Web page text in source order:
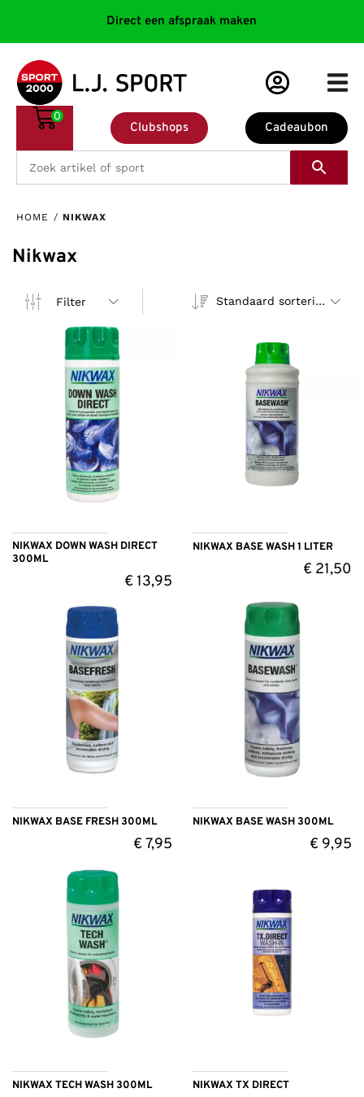
Direct een afspraak maken
Cadeaubon
Clubshops
0
HOME / NIKWAX
Nikwax
Filter Standaard sortering
NIKWAX DOWN WASH DIRECT
300ML
€13,95
NIKWAX BASE WASH 1 LITER
€ 21,50
NIKWAX BASE FRESH 300ML
€7,95
NIKWAX BASE WASH 300ML
€ 9,95
NIKWAX TECH WASH 300ML NIKWAX TX DIRECT